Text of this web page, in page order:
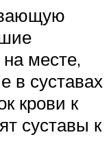
месте,
в суставах
крови к
суставы к